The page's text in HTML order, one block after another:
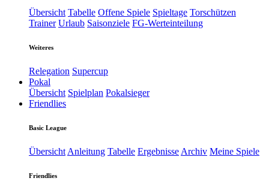
Übersicht Tabelle Offene Spiele Spieltage Torschützen
Trainer Urlaub Saisonziele FG-Werteinteilung
Weiteres
Relegation Supercup
Pokal
Übersicht Spielplan Pokalsieger
Friendlies
Basic League
Übersicht Anleitung Tabelle Ergebnisse Archiv Meine Spiele
Friendlies